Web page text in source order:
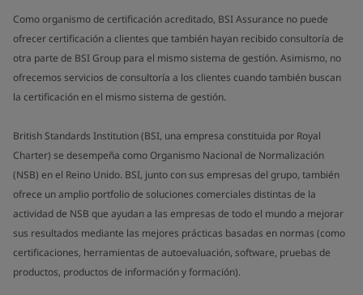
Como organismo de certificación acreditado, BSI Assurance no puede
ofrecer certificación a clientes que también hayan recibido consultoría de
otra parte de BSI Group para el mismo sistema de gestión. Asimismo, no
ofrecemos servicios de consultoría a los clientes cuando también buscan
la certificación en el mismo sistema de gestión.
British Standards Institution (BSI, una empresa constituida por Royal
Charter) se desempeña como Organismo Nacional de Normalización
(NSB) en el Reino Unido. BSI, junto con sus empresas del grupo, también
ofrece un amplio portfolio de soluciones comerciales distintas de la
actividad de NSB que ayudan a las empresas de todo el mundo a mejorar
sus resultados mediante las mejores prácticas basadas en normas (como
certificaciones, herramientas de autoevaluación, software, pruebas de
productos, productos de información y formación).